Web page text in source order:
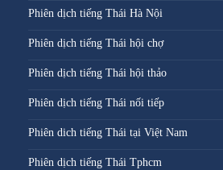
Phiên dịch tiếng Thái Hà Nội
Phiên dịch tiếng Thái hội chợ
Phiên dịch tiếng Thái hội thảo
Phiên dịch tiếng Thái nối tiếp
Phiên dich tiếng Thái tại Việt Nam
Phiên dịch tiếng Thái Tphcm